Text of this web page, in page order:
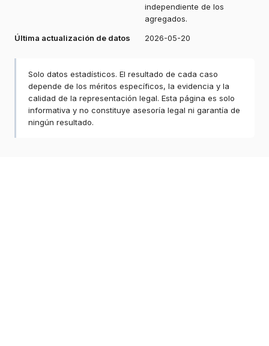
independiente de los
agregados.
Última actualización de datos
2026-05-20
Solo datos estadísticos. El resultado de cada caso
depende de los méritos específicos, la evidencia y la
calidad de la representación legal. Esta página es solo
informativa y no constituye asesoría legal ni garantía de
ningún resultado.